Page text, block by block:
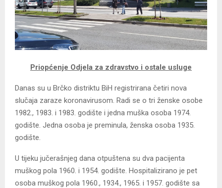
Priopćenje Odjela za zdravstvo i ostale usluge
Danas su u Brčko distriktu BiH registrirana četiri nova
slučaja zaraze koronavirusom. Radi se o tri ženske osobe
1982., 1983. i 1983. godište i jedna muška osoba 1974.
godište. Jedna osoba je preminula, ženska osoba 1935.
godište.
U tijeku jučerašnjeg dana otpuštena su dva pacijenta
muškog pola 1960. i 1954. godište. Hospitalizirano je pet
osoba muškog pola 1960., 1934., 1965. i 1957. godište sa